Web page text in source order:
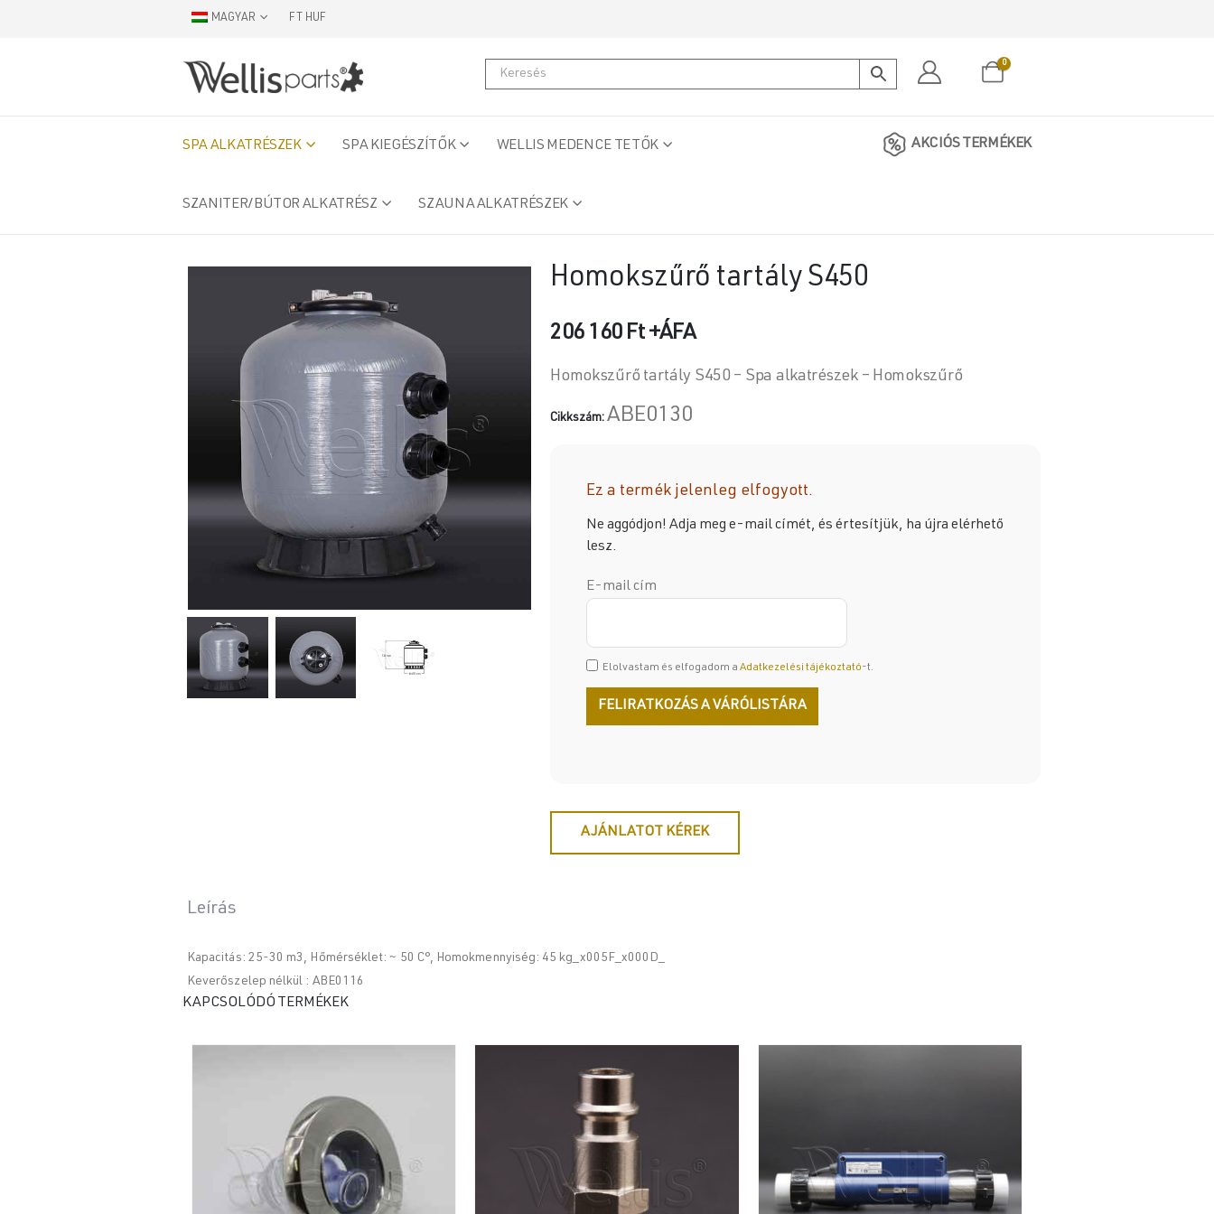
MAGYAR FT HUF
0
SPA ALKATRÉSZEK SPA KIEGÉSZÍTŐK WELLIS MEDENCE TETŐK
SZANITER/BÚTOR ALKATRÉSZ SZAUNA ALKATRÉSZEK
AKCIÓS TERMÉKEK
Homokszűrő tartály S450
206 160 Ft+ÁFA
Homokszűrő tartály S450 – Spa alkatrészek – Homokszűrő
Cikkszám:ABE0130
Ez a termék jelenleg elfogyott.
Ne aggódjon! Adja meg e-mail címét, és értesítjük, ha újra elérhető
lesz.
E-mail cím
Elolvastam és elfogadom aAdatkezelési tájékoztató-t.
AJÁNLATOT KÉREK
Leírás
Kapacitás: 25-30 m3, Hőmérséklet: ~ 50 C°, Homokmennyiség: 45 kg_x005F_x000D_
Keverőszelep nélkül : ABE0116
KAPCSOLÓDÓ TERMÉKEK